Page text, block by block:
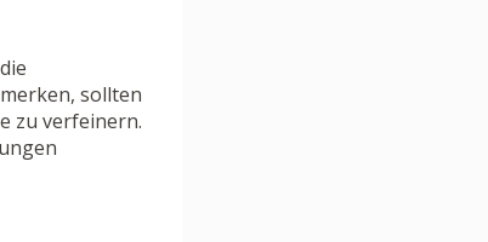
sollten
zu verfeinern.